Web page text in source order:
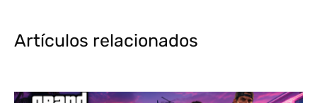
Artículos relacionados